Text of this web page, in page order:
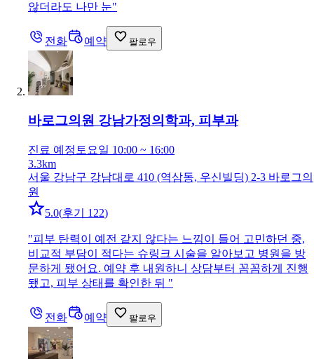
않더라도 나만 눈"
전화 예약 팔로우
바로그의원 강남가정의학과, 피부과
진료 예정 토요일 10:00 ~ 16:00
3.3km
서울 강남구 강남대로 410 (역삼동, 우신빌딩) 2-3 바로그의
원
5.0(후기 122)
"피부 탄력이 예전 같지 않다는 느낌이 들어 고민하던 중,
비교적 부담이 적다는 슈링크 시술을 알아보고 병원을 방
문하게 됐어요. 예약 후 내원하니 상담부터 꼼꼼하게 진행
됐고, 피부 상태를 확인한 뒤 "
전화 예약 팔로우